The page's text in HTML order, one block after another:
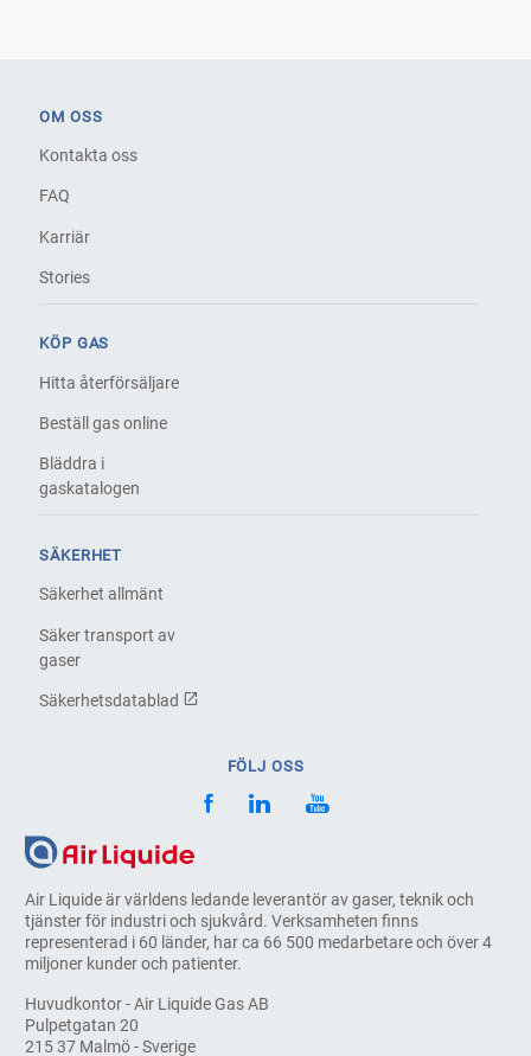
Air Liquide är världens ledande leverantör av gaser, teknik och
tjänster för industri och sjukvård. Verksamheten finns
representerad i 60 länder, har ca 66 500 medarbetare och över 4
miljoner kunder och patienter.
Huvudkontor - Air Liquide Gas AB
Pulpetgatan 20
215 37 Malmö - Sverige
OM OSS
Kontakta oss
FAQ
Karriär
Stories
KÖP GAS
Hitta återförsäljare
Beställ gas online
Bläddra i
gaskatalogen
SÄKERHET
Säkerhet allmänt
Säker transport av
gaser
Säkerhetsdatablad
FÖLJ OSS